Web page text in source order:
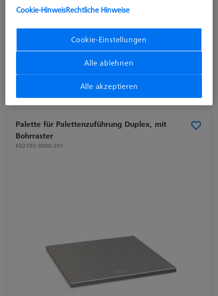
Produktart Palettensystem
Palette für Palettenzuführung Duplex, mit
Bohrraster
602703-9000-201
Cookie-HinweisRechtliche Hinweise
Cookie-Einstellungen
Alle ablehnen
Alle akzeptieren